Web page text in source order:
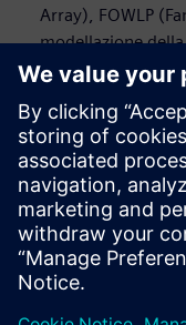
Array), FOWLP
modellazione
e molto altro
Relatore
Paul